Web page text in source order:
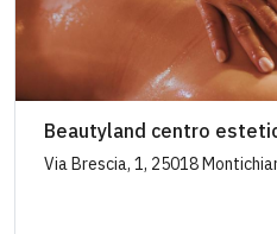
Beautyland centro
Via Brescia, 1, 25018